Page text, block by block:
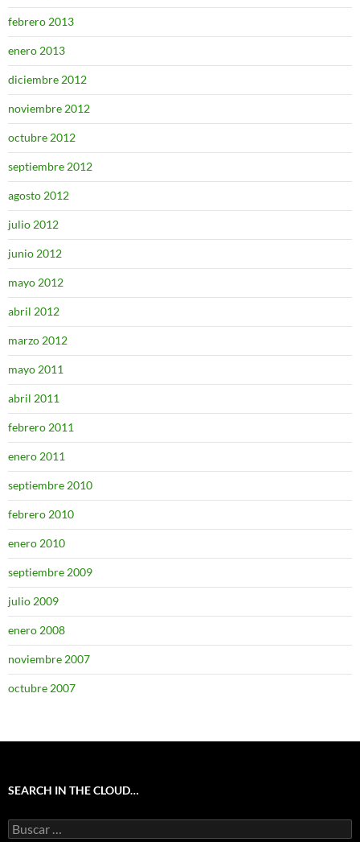
febrero 2013
enero 2013
diciembre 2012
noviembre 2012
octubre 2012
septiembre 2012
agosto 2012
julio 2012
junio 2012
mayo 2012
abril 2012
marzo 2012
mayo 2011
abril 2011
febrero 2011
enero 2011
septiembre 2010
febrero 2010
enero 2010
septiembre 2009
julio 2009
enero 2008
noviembre 2007
octubre 2007
SEARCH IN THE CLOUD…
Buscar: